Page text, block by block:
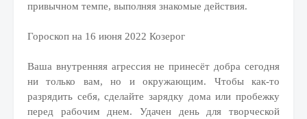
привычном темпе, выполняя знакомые действия.
Гороскоп на 16 июня 2022 Козерог
Ваша внутренняя агрессия не принесёт добра сегодня
ни только вам, но и окружающим. Чтобы как-то
разрядить себя, сделайте зарядку дома или пробежку
перед рабочим днем. Удачен день для творческой